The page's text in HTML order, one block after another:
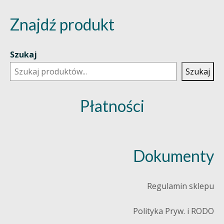
Znajdź produkt
Szukaj
Szukaj
Płatności
Dokumenty
Regulamin sklepu
Polityka Pryw. i RODO